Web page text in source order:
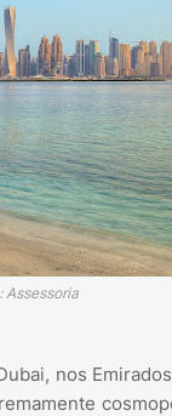
Assessoria
nos